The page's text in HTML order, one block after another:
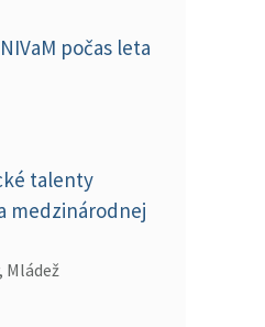
počas leta
talenty
medzinárodnej